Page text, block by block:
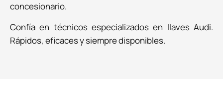
concesionario.
Confía en técnicos especializados en llaves Audi.
Rápidos, eficaces y siempre disponibles.